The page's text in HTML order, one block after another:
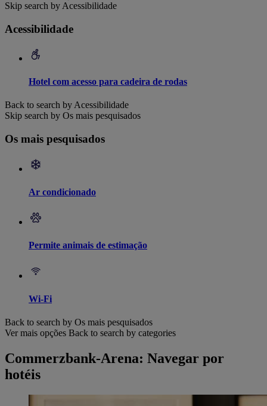
Skip search by Acessibilidade
Acessibilidade
Hotel com acesso para cadeira de rodas
Back to search by Acessibilidade
Skip search by Os mais pesquisados
Os mais pesquisados
Ar condicionado
Permite animais de estimação
Wi-Fi
Back to search by Os mais pesquisados
Ver mais opções Back to search by categories
Commerzbank-Arena: Navegar por
hotéis